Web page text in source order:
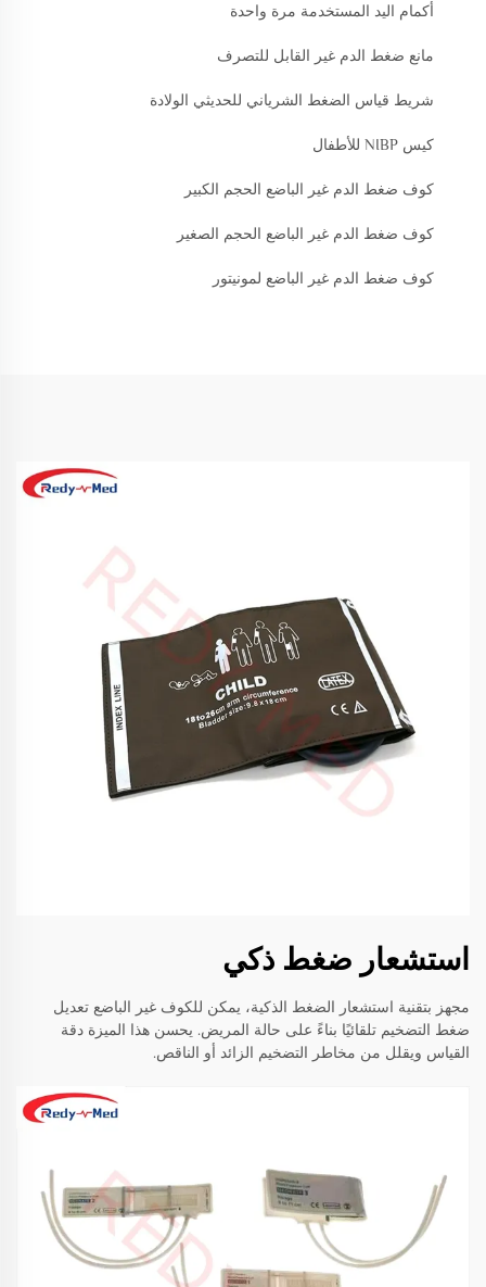
أكمام اليد المستخدمة مرة واحدة
مانع ضغط الدم غير القابل للتصرف
شريط قياس الضغط الشرياني للحديثي الولادة
كيس NIBP للأطفال
كوف ضغط الدم غير الباضع الحجم الكبير
كوف ضغط الدم غير الباضع الحجم الصغير
كوف ضغط الدم غير الباضع لمونيتور
استشعار ضغط ذكي
مجهز بتقنية استشعار الضغط الذكية، يمكن للكوف غير الباضع تعديل
ضغط التضخيم تلقائيًا بناءً على حالة المريض. يحسن هذا الميزة دقة
القياس ويقلل من مخاطر التضخيم الزائد أو الناقص.